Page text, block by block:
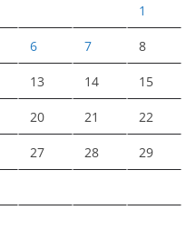
1
6 7 8
13 14 15
20 21 22
27 28 29